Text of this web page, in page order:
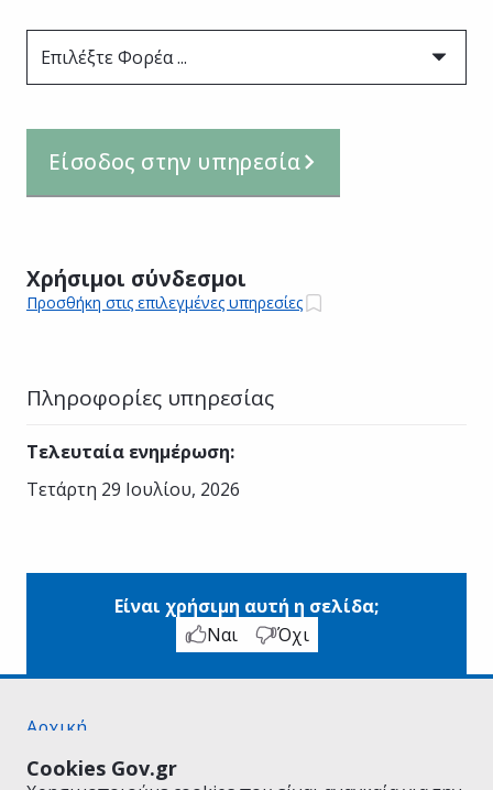
Cookies Gov.gr
Επιλέξτε Φορέα ...
Είσοδος στην υπηρεσία
Χρήσιμοι σύνδεσμοι
Προσθήκη στις επιλεγμένες υπηρεσίες
Πληροφορίες υπηρεσίας
Τελευταία ενημέρωση:
Τετάρτη 29 Ιουλίου, 2026
Είναι χρήσιμη αυτή η σελίδα;
Ναι
Όχι
Αρχική
Όροι Χρήσης